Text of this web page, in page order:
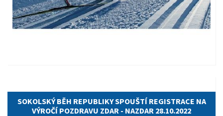
SOKOLSKÝ BĚH REPUBLIKY SPOUŠTÍ REGISTRACE NA
VÝROČÍ POZDRAVU ZDAR - NAZDAR 28.10.2022